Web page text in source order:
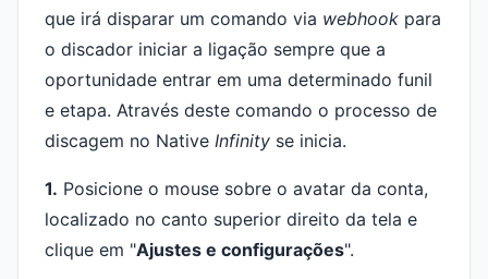
que irá disparar um comando via webhook para
o discador iniciar a ligação sempre que a
oportunidade entrar em uma determinado funil
e etapa. Através deste comando o processo de
discagem no Native Infinity se inicia.
1. Posicione o mouse sobre o avatar da conta,
localizado no canto superior direito da tela e
clique em "Ajustes e configurações".